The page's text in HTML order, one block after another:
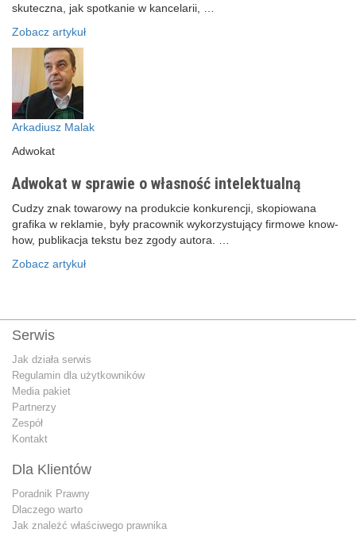
skuteczna, jak spotkanie w kancelarii, …
Zobacz artykuł
Arkadiusz Malak
Adwokat
Adwokat w sprawie o własność intelektualną
Cudzy znak towarowy na produkcie konkurencji, skopiowana
grafika w reklamie, były pracownik wykorzystujący firmowe know-
how, publikacja tekstu bez zgody autora. …
Zobacz artykuł
Serwis
Jak działa serwis
Regulamin dla użytkowników
Media pakiet
Partnerzy
Zespół
Kontakt
Dla Klientów
Poradnik Prawny
Dlaczego warto
Jak znależć właściwego prawnika